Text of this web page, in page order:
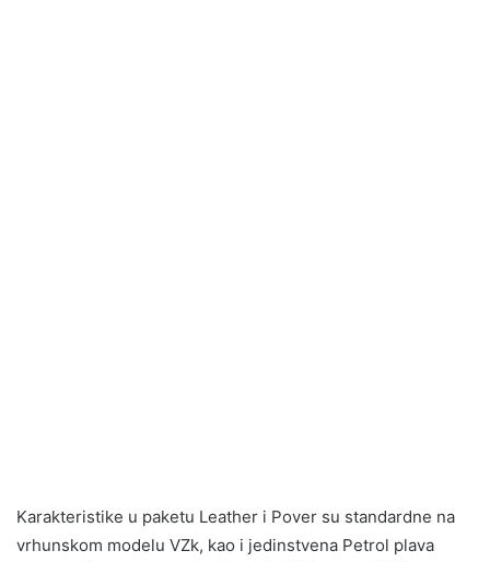
Karakteristike u paketu Leather i Pover su standardne na
vrhunskom modelu VZk, kao i jedinstvena Petrol plava